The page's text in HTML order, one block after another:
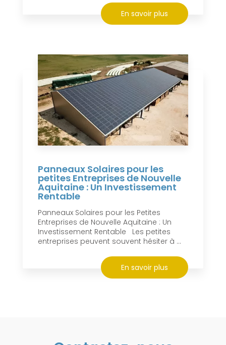
En savoir plus
Panneaux Solaires pour les
petites Entreprises de Nouvelle
Aquitaine : Un Investissement
Rentable
Panneaux Solaires pour les Petites
Entreprises de Nouvelle Aquitaine : Un
Investissement Rentable Les petites
entreprises peuvent souvent hésiter à ...
En savoir plus